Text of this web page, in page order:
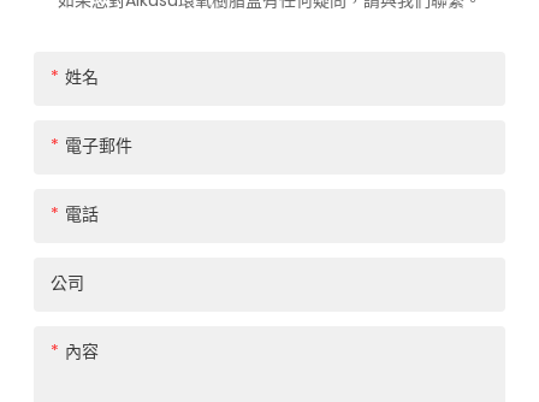
姓名
電子郵件
電話
公司
內容